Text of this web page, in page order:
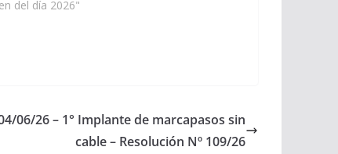
móviles o inalámbricos de…
del día 2026"
06/26 – 1° Implante de marcapasos sin
cable – Resolución Nº 109/26